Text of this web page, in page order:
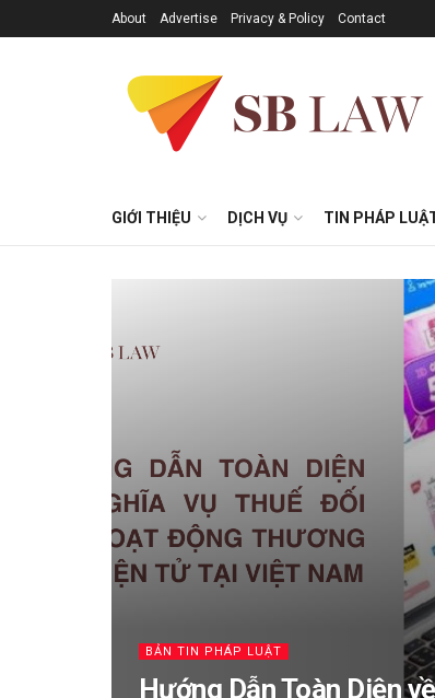
About Advertise Privacy & Policy Contact
GIỚI THIỆU DỊCH VỤ TIN PHÁP
BẢN TIN PHÁP LUẬT
Hướng Dẫn Toàn Diện